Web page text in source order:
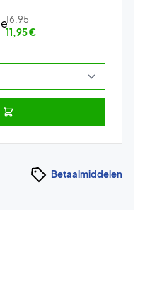
16,95
11,95€
Betaalmiddelen